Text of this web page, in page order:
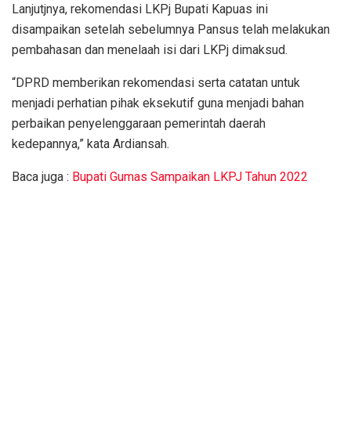
Lanjutjnya, rekomendasi LKPj Bupati Kapuas ini
disampaikan setelah sebelumnya Pansus telah melakukan
pembahasan dan menelaah isi dari LKPj dimaksud.
“DPRD memberikan rekomendasi serta catatan untuk
menjadi perhatian pihak eksekutif guna menjadi bahan
perbaikan penyelenggaraan pemerintah daerah
kedepannya,” kata Ardiansah.
Baca juga : Bupati Gumas Sampaikan LKPJ Tahun 2022